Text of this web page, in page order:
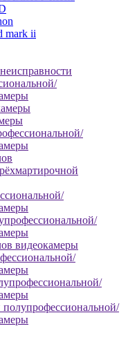
mark ii
видеокамеры
полупрофессиональной/